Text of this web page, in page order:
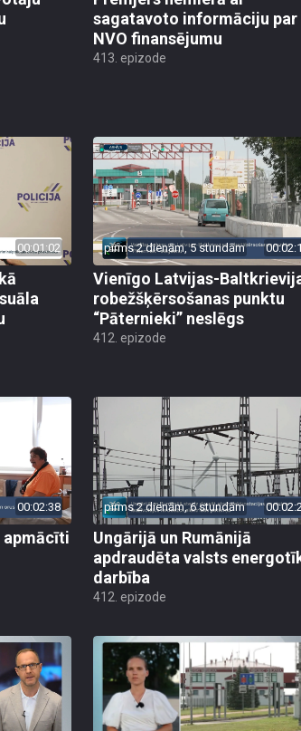
sagatavoto informāciju par
NVO finansējumu
413. epizode
00:01:02 pirms 2 dienām, 5 stundām
Vienīgo Latvijas-
robežšķērsošanas punktu
“Pāternieki” neslēgs
412. epizode
00:02:38
apmācīti
pirms 2 dienām, 6 stundām
Ungārijā un Rumānijā
apdraudēta valsts
darbība
412. epizode